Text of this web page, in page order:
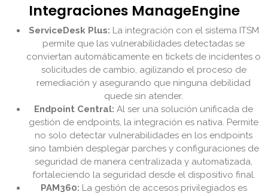
Integraciones ManageEngine
ServiceDesk Plus: La integración con el sistema ITSM
permite que las vulnerabilidades detectadas se
conviertan automáticamente en tickets de incidentes o
solicitudes de cambio, agilizando el proceso de
remediación y asegurando que ninguna debilidad
quede sin atender.
Endpoint Central: Al ser una solución unificada de
gestión de endpoints, la integración es nativa. Permite
no solo detectar vulnerabilidades en los endpoints
sino también desplegar parches y configuraciones de
seguridad de manera centralizada y automatizada,
fortaleciendo la seguridad desde el dispositivo final.
PAM360: La gestión de accesos privilegiados es